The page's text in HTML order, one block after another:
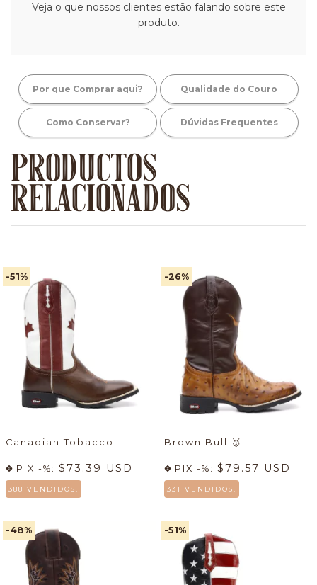
Veja o que nossos clientes estão falando sobre este
produto.
Por que Comprar aqui? Qualidade do Couro
Como Conservar? Dúvidas Frequentes
PRODUCTOS
RELACIONADOS
-51%
Canadian Tobacco
PIX -%: $73.39 USD
388 VENDIDOS.
-26%
Brown Bull 🥇
PIX -%: $79.57 USD
331 VENDIDOS.
-48% -51%